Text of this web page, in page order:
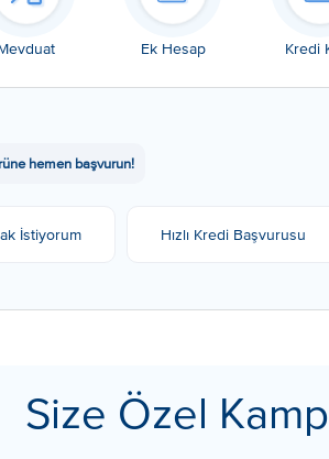
Ek Hesap Kredi
hemen başvurun!​
İstiyorum Hızlı Kredi Başvurusu
Size Özel